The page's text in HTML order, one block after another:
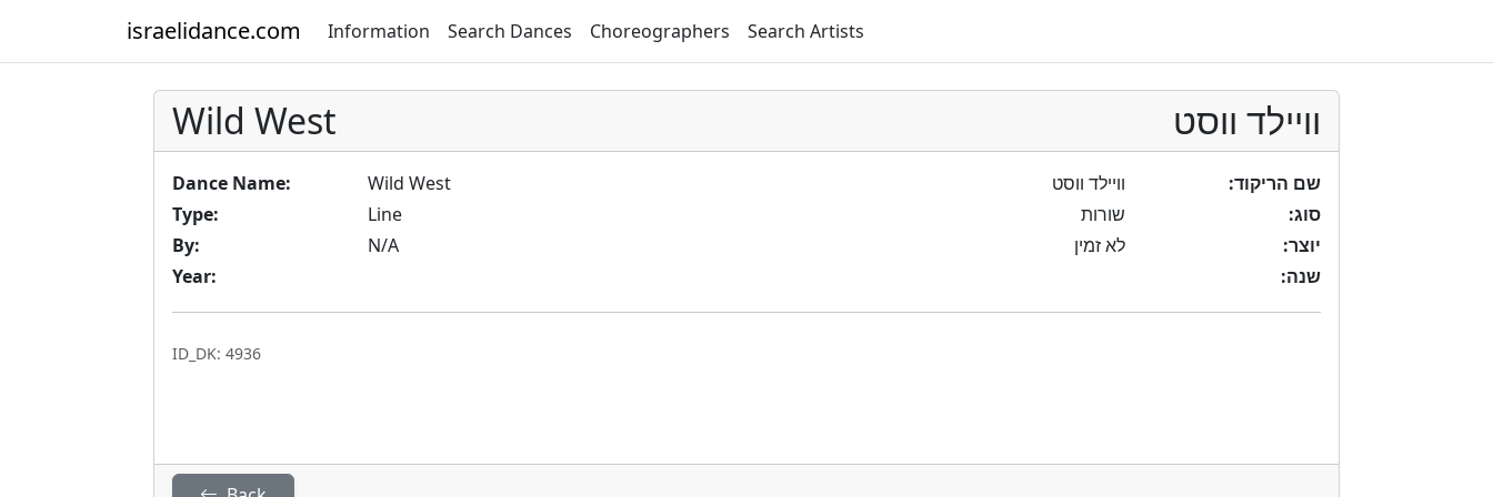
israelidance.com Information Search Dances Choreographers Search Artists
Wild West וויילד ווסט
Dance Name:
Wild West
Type:
Line
By:
N/A
Year:
שם הריקוד:
וויילד ווסט
סוג:
שורות
יוצר:
לא זמין
שנה:
ID_DK: 4936